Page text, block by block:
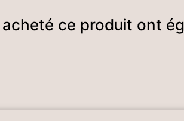
ce produit ont